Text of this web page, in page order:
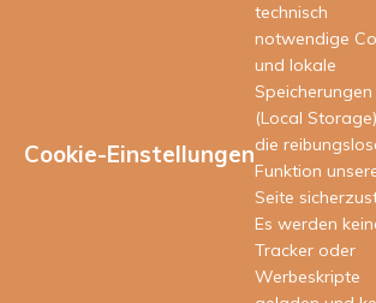
in 03205 Calau, Cottbuser Straße 17
Termine für den Sprechtag vereinbaren Sie
Telefonnummer oder benutzen Sie das
Kontakt|
Cookie-Einstellungen
technisch
notwendige
und lokale
Speicherungen
(Local
die
Funktion
Seite
Es werden
Tracker oder
Werbeskripte